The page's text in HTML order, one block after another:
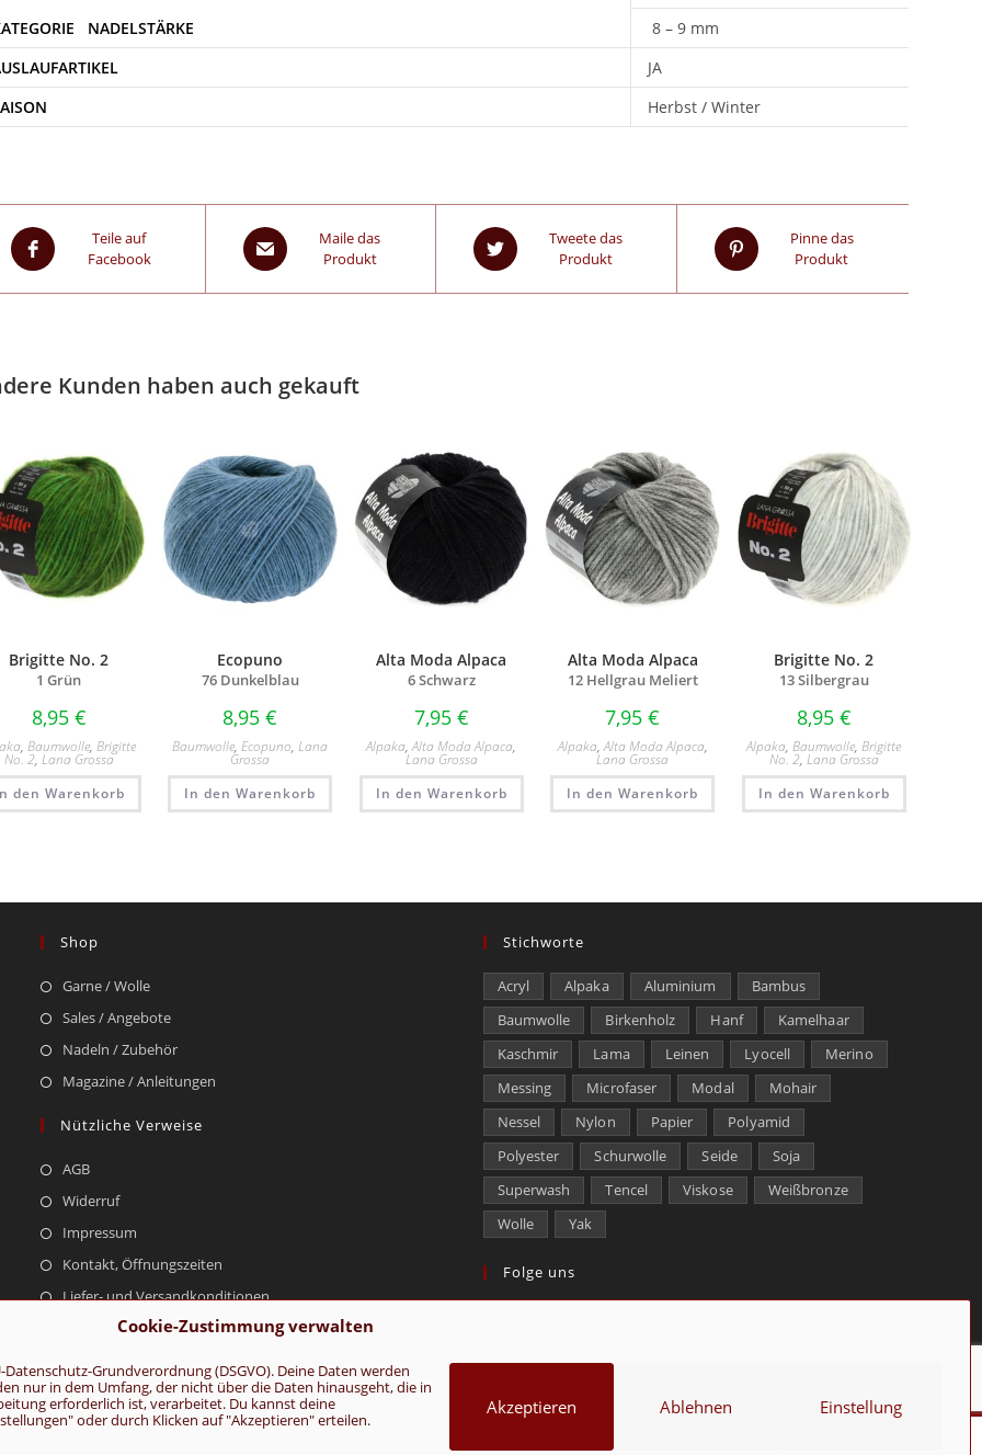
Cookie-Zustimmung verwalten
Grundverordnung (DSGVO). Deine Daten werden
nur in dem Umfang, der nicht über die Daten hinausgeht, die in
erforderlich ist, verarbeitet. Du kannst deine
oder durch Klicken auf "Akzeptieren" erteilen.
Akzeptieren Ablehnen Einstellung
8 – 9 mm
JA
Herbst / Winter
Teile auf
Facebook
Maile das
Produkt
Tweete das
Produkt
Pinne das
Produkt
Kunden haben auch gekauft
Brigitte No. 2
1 Grün
8,95 €
,Baumwolle,Brigitte
No. 2, Lana Grossa
den Warenkorb
Ecopuno
76 Dunkelblau
8,95€
Baumwolle,Ecopuno,Lana
Grossa
In den Warenkorb
Alta Moda Alpaca
6 Schwarz
7,95 €
Alpaka,Alta Moda Alpaca,
Lana Grossa
In den Warenkorb
Alta Moda Alpaca
12 Hellgrau Meliert
7,95€
Alpaka,Alta Moda Alpaca,
Lana Grossa
In den Warenkorb
Brigitte No. 2
13 Silbergrau
8,95 €
Alpaka,Baumwolle,Brigitte
No. 2, Lana Grossa
In den Warenkorb
Shop
Garne / Wolle
Sales / Angebote
Nadeln / Zubehör
Magazine / Anleitungen
Nützliche Verweise
AGB
Widerruf
Impressum
Kontakt, Öffnungszeiten
Liefer- und Versandkonditionen
Stichworte
Acryl Alpaka Aluminium
Bambus
Baumwolle
Birkenholz Hanf
Kamelhaar
Kaschmir
Lama Leinen Lyocell
Merino
Messing
Microfaser Modal
Mohair
Nessel
Nylon Papier
Polyamid
Polyester
Schurwolle Seide
Soja
Superwash
Tencel Viskose
Weißbronze
Wolle
Yak
Folge uns
AGB Kontakt Über uns Datenschutz Impressum Cookie-Richtlinie (EU)